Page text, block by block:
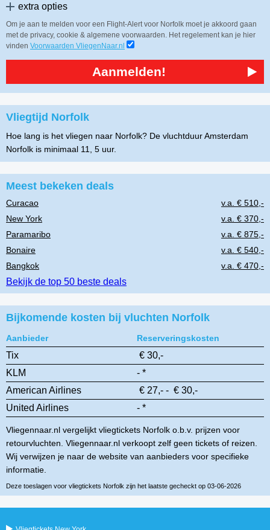
extra opties
Om je aan te melden voor een Flight-Alert voor Norfolk moet je akkoord gaan
met de privacy, cookie & algemene voorwaarden. Het regelement kan je hier
vinden Voorwaarden VliegenNaar.nl
Aanmelden!
Vliegtijd Norfolk
Hoe lang is het vliegen naar Norfolk? De vluchtduur Amsterdam
Norfolk is minimaal 11, 5 uur.
Meest bekeken deals
Curacao
v.a. € 510,-
New York
v.a. € 370,-
Paramaribo
v.a. € 875,-
Bonaire
v.a. € 540,-
Bangkok
v.a. € 470,-
Bekijk de top 50 beste deals
Bijkomende kosten bij vluchten Norfolk
Aanbieder Reserveringskosten
Tix
€ 30,-
KLM
- *
American Airlines
€ 27,- - € 30,-
United Airlines
- *
Vliegennaar.nl vergelijkt vliegtickets Norfolk o.b.v. prijzen voor
retourvluchten. Vliegennaar.nl verkoopt zelf geen tickets of reizen.
Wij verwijzen je naar de website van aanbieders voor specifieke
informatie.
Deze toeslagen voor vliegtickets Norfolk zijn het laatste gecheckt op 03-06-2026